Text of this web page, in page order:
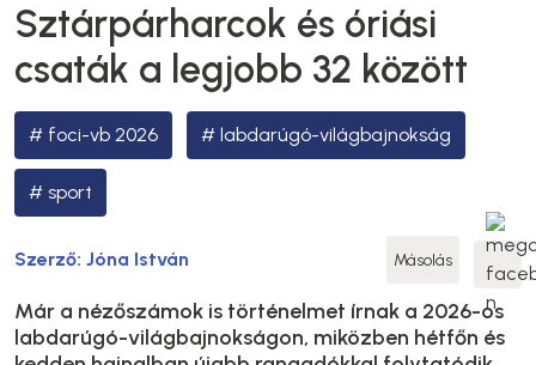
Sztárpárharcok és óriási
csaták a legjobb 32 között
foci-vb 2026 labdarúgó-világbajnokság
sport
Szerző: Jóna István Másolás
Már a nézőszámok is történelmet írnak a 2026-os
labdarúgó-világbajnokságon, miközben hétfőn és